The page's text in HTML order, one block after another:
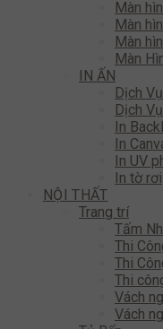
Màn
Màn
Màn
Màn
IN ẤN
Dịch
Dịch
In
In
In UV
In tờ rơi
NỘI THẤT
Trang trí
Tấm
Thi
Thi
Thi
Vách
Vách